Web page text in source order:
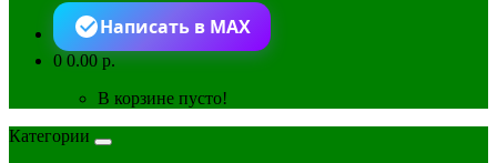
Написать в MAX
00.00 р.
В корзине пусто!
Категории